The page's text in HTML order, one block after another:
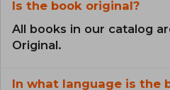
Is the book original?
All books in our catalog
Original.
In what language is the